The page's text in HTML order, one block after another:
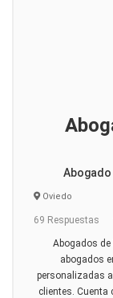
Oviedo
69 Respuestas
Abogados
abogados
personalizadas
clientes.